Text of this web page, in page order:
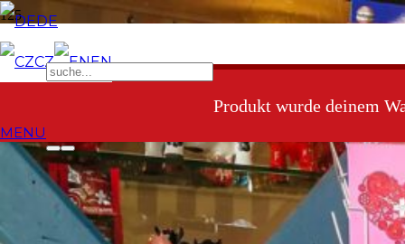
DE
CZ EN
MENU
Produkt wurde deinem